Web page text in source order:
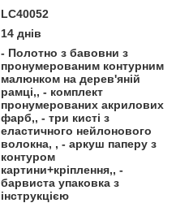
LC40052
14 днів
- Полотно з бавовни з
пронумерованим контурним
малюнком на дерев'яній
рамці,, - комплект
пронумерованих акрилових
фарб,, - три кисті з
еластичного нейлонового
волокна, , - аркуш паперу з
контуром
картини+кріплення,, -
барвиста упаковка з
інструкцією